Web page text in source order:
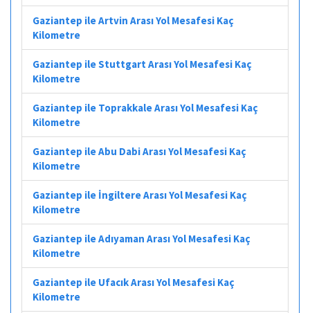
Gaziantep ile Artvin Arası Yol Mesafesi Kaç
Kilometre
Gaziantep ile Stuttgart Arası Yol Mesafesi Kaç
Kilometre
Gaziantep ile Toprakkale Arası Yol Mesafesi Kaç
Kilometre
Gaziantep ile Abu Dabi Arası Yol Mesafesi Kaç
Kilometre
Gaziantep ile İngiltere Arası Yol Mesafesi Kaç
Kilometre
Gaziantep ile Adıyaman Arası Yol Mesafesi Kaç
Kilometre
Gaziantep ile Ufacık Arası Yol Mesafesi Kaç
Kilometre